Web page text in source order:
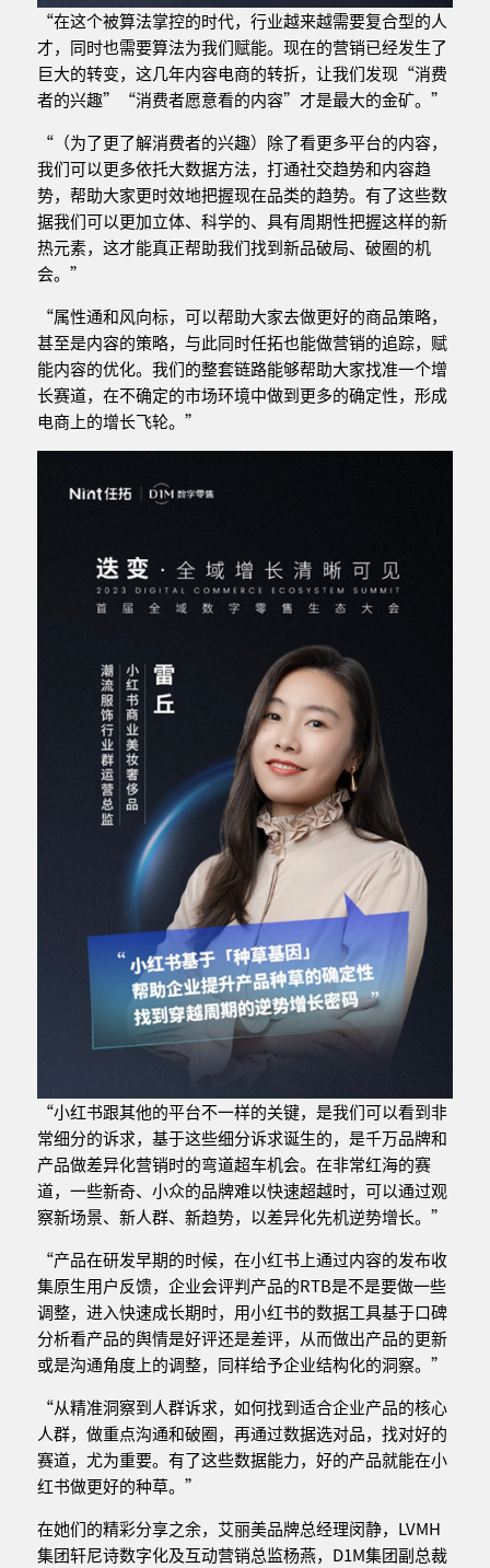
“在这个被算法掌控的时代，行业越来越需要复合型的人
才，同时也需要算法为我们赋能。现在的营销已经发生了
巨大的转变，这几年内容电商的转折，让我们发现“消费
者的兴趣”“消费者愿意看的内容”才是最大的金矿。”
“（为了更了解消费者的兴趣）除了看更多平台的内容，
我们可以更多依托大数据方法，打通社交趋势和内容趋
势，帮助大家更时效地把握现在品类的趋势。有了这些数
据我们可以更加立体、科学的、具有周期性把握这样的新
热元素，这才能真正帮助我们找到新品破局、破圈的机
会。”
“属性通和风向标，可以帮助大家去做更好的商品策略，
甚至是内容的策略，与此同时任拓也能做营销的追踪，赋
能内容的优化。我们的整套链路能够帮助大家找准一个增
长赛道，在不确定的市场环境中做到更多的确定性，形成
电商上的增长飞轮。”
“小红书跟其他的平台不一样的关键，是我们可以看到非
常细分的诉求，基于这些细分诉求诞生的，是千万品牌和
产品做差异化营销时的弯道超车机会。在非常红海的赛
道，一些新奇、小众的品牌难以快速超越时，可以通过观
察新场景、新人群、新趋势，以差异化先机逆势增长。”
“产品在研发早期的时候，在小红书上通过内容的发布收
集原生用户反馈，企业会评判产品的RTB是不是要做一些
调整，进入快速成长期时，用小红书的数据工具基于口碑
分析看产品的舆情是好评还是差评，从而做出产品的更新
或是沟通角度上的调整，同样给予企业结构化的洞察。”
“从精准洞察到人群诉求，如何找到适合企业产品的核心
人群，做重点沟通和破圈，再通过数据选对品，找对好的
赛道，尤为重要。有了这些数据能力，好的产品就能在小
红书做更好的种草。”
在她们的精彩分享之余，艾丽美品牌总经理闵静，LVMH
集团轩尼诗数字化及互动营销总监杨燕，D1M集团副总裁